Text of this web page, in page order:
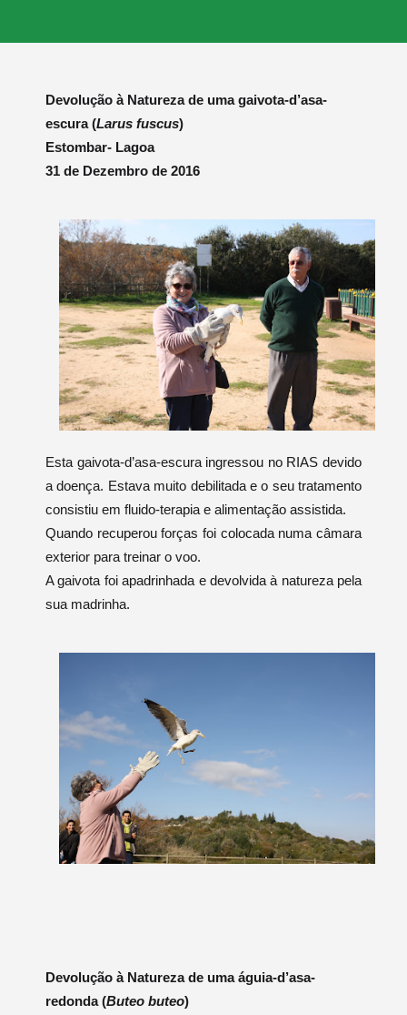
Devolução à Natureza de uma gaivota-d’asa-
escura (Larus fuscus)
Estombar- Lagoa
31 de Dezembro de 2016
Esta gaivota-d’asa-escura ingressou no RIAS devido
a doença. Estava muito debilitada e o seu tratamento
consistiu em fluido-terapia e alimentação assistida.
Quando recuperou forças foi colocada numa câmara
exterior para treinar o voo.
A gaivota foi apadrinhada e devolvida à natureza pela
sua madrinha.
Devolução à Natureza de uma águia-d’asa-
redonda (Buteo buteo)